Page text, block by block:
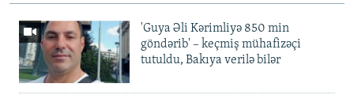
'Guya Əli Kərimliyə 850 min
göndərib' – keçmiş mühafizəçi
tutuldu, Bakıya verilə bilər